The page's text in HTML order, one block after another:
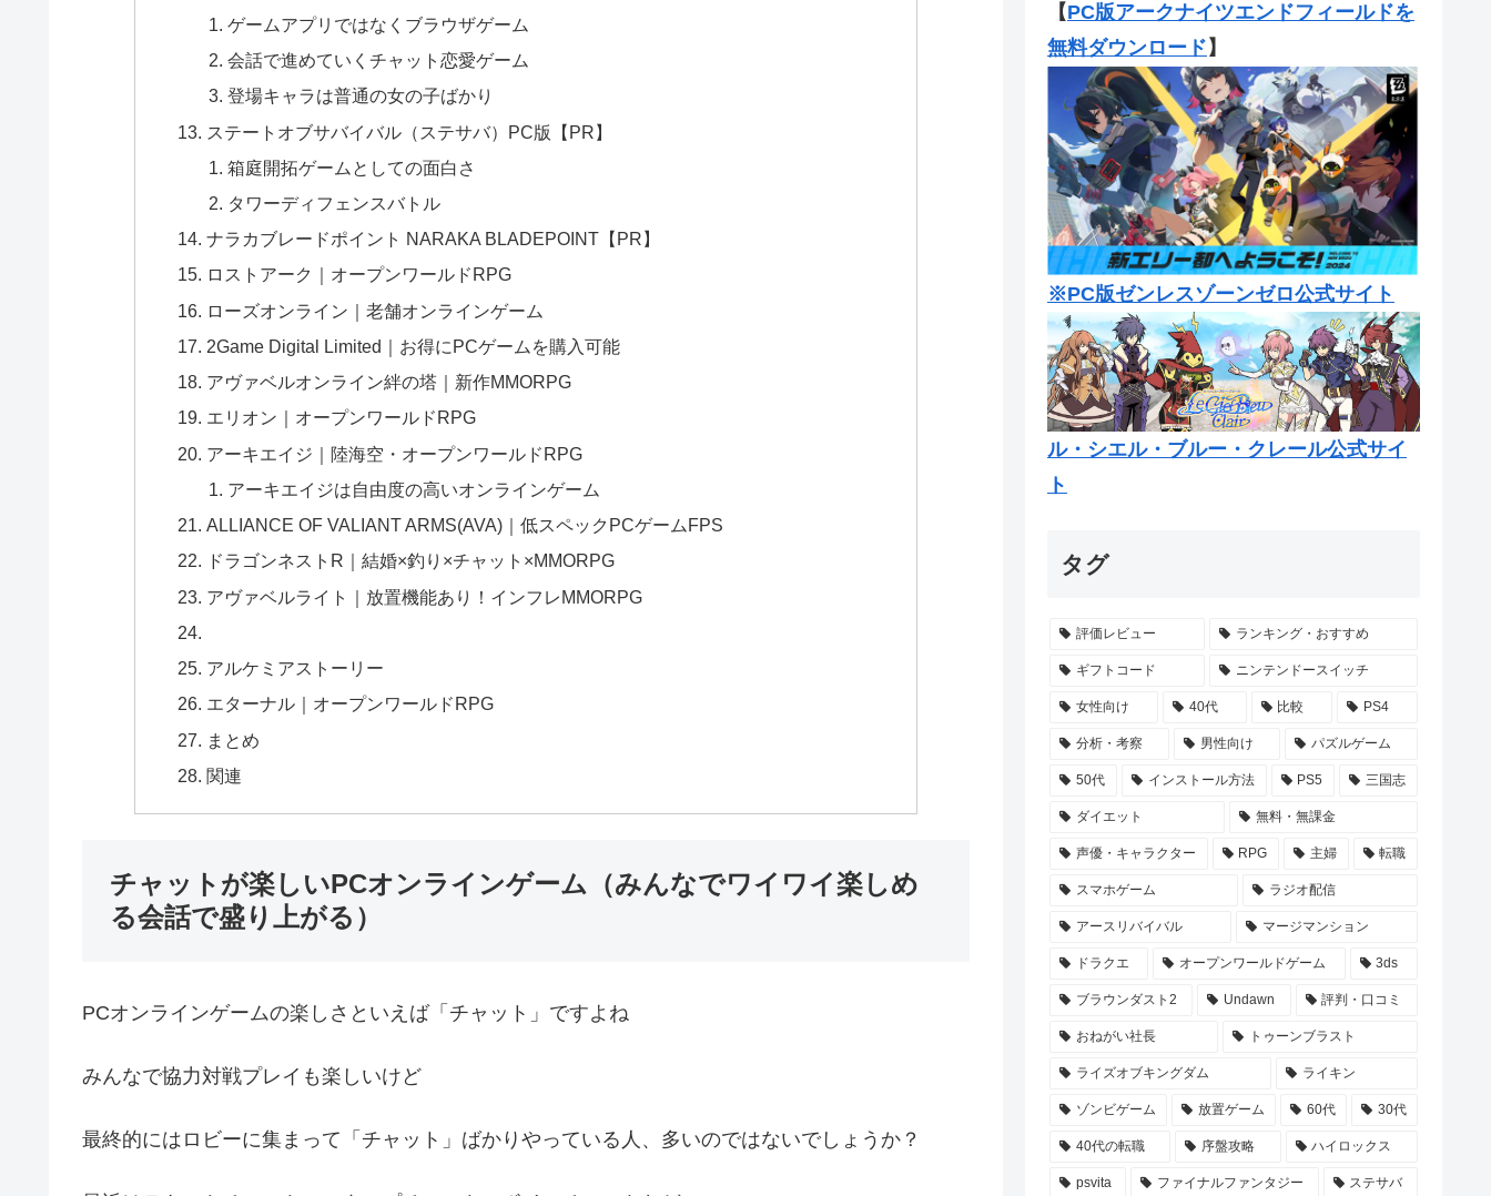
ゲームアプリではなくブラウザゲーム
会話で進めていくチャット恋愛ゲーム
登場キャラは普通の女の子ばかり
ステートオブサバイバル（ステサバ）PC版【PR】
箱庭開拓ゲームとしての面白さ
タワーディフェンスバトル
ナラカブレードポイント NARAKA BLADEPOINT【PR】
ロストアーク｜オープンワールドRPG
ローズオンライン｜老舗オンラインゲーム
2Game Digital Limited｜お得にPCゲームを購入可能
アヴァベルオンライン絆の塔｜新作MMORPG
エリオン｜オープンワールドRPG
アーキエイジ｜陸海空・オープンワールドRPG
アーキエイジは自由度の高いオンラインゲーム
ALLIANCE OF VALIANT ARMS(AVA)｜低スペックPCゲームFPS
ドラゴンネストR｜結婚×釣り×チャット×MMORPG
アヴァベルライト｜放置機能あり！インフレMMORPG
アルケミアストーリー
エターナル｜オープンワールドRPG
まとめ
関連
チャットが楽しいPCオンラインゲーム（みんなでワイワイ楽しめ
る会話で盛り上がる）
PCオンラインゲームの楽しさといえば「チャット」ですよね
みんなで協力対戦プレイも楽しいけど
最終的にはロビーに集まって「チャット」ばかりやっている人、多いのではないでしょうか？
【PC版アークナイツエンドフィールドを
無料ダウンロード 】
※PC版ゼンレスゾーンゼロ公式サイト
ル・シエル・ブルー・クレール公式サイ
ト
タグ
評価レビュー ランキング・おすすめ
ギフトコード ニンテンドースイッチ
女性向け 40代 比較 PS4
分析・考察 男性向け パズルゲーム
50代 インストール方法 PS5 三国志
ダイエット 無料・無課金
声優・キャラクター RPG 主婦 転職
スマホゲーム ラジオ配信
アースリバイバル マージマンション
ドラクエ オープンワールドゲーム 3ds
ブラウンダスト2 Undawn 評判・口コミ
おねがい社長 トゥーンブラスト
ライズオブキングダム ライキン
ゾンビゲーム 放置ゲーム 60代 30代
40代の転職 序盤攻略 ハイロックス
psvita ファイナルファンタジー ステサバ